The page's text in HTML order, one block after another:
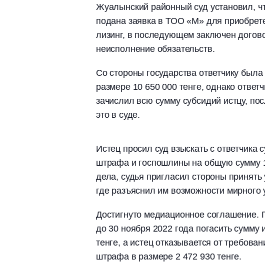
Жуалынский районный суд установил,
подана заявка в ТОО «М» для
лизинг, в последующем заключен
неисполнение обязательств.
Со стороны государства ответчику
размере 10 650 000 тенге, однако
зачислил всю сумму субсидий истцу,
это в суде.
Истец просил суд взыскать с
штрафа и госпошлины на общую сумму
дела, судья пригласил стороны
где разъяснил им возможности мирного
Достигнуто медиационное соглашение.
до 30 ноября 2022 года погасить
тенге, а истец отказывается от
штрафа в размере 2 472 930 тенге.